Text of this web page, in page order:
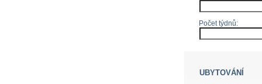
Počet týdnů:
UBYTOVÁNÍ